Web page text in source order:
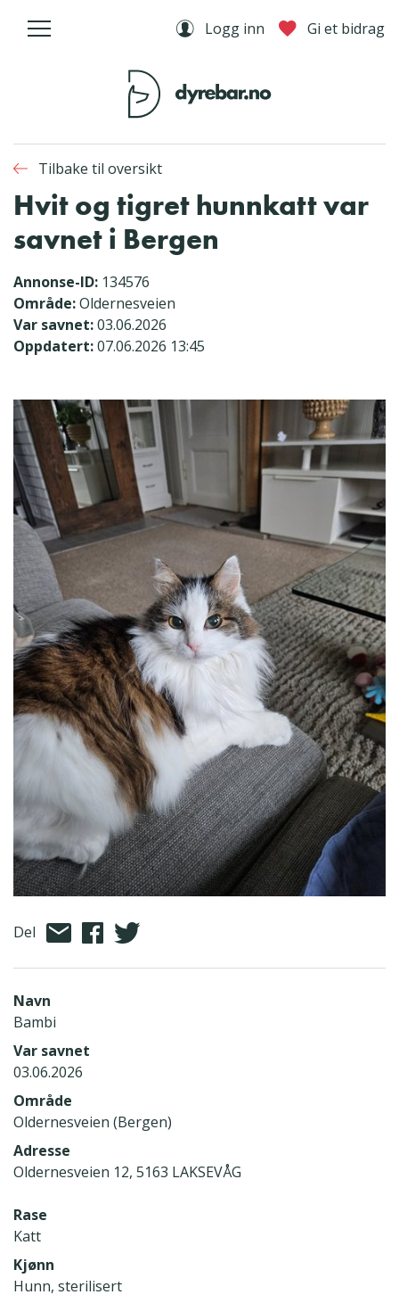
Logg inn Gi et bidrag
Tilbake til oversikt
Hvit og tigret hunnkatt var
savnet i Bergen
Annonse-ID: 134576
Område:Oldernesveien
Var savnet:03.06.2026
Oppdatert:07.06.2026 13:45
Del
Navn
Bambi
Var savnet
03.06.2026
Område
Oldernesveien (Bergen)
Adresse
Oldernesveien 12, 5163 LAKSEVÅG
Rase
Katt
Kjønn
Hunn, sterilisert